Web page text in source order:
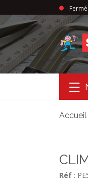
Accueil
Réf :